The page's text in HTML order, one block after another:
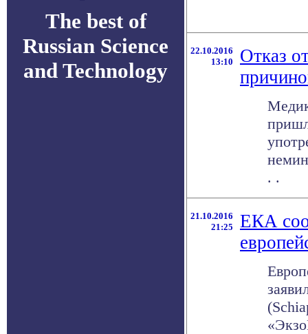
The best of
Russian Science
and Technology
22.10.2016
13:10
Отказ
. .
21.10.2016
21:25
ЕКА